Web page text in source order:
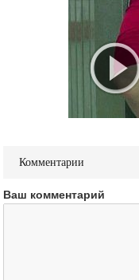
Комментарии
Ваш комментарий